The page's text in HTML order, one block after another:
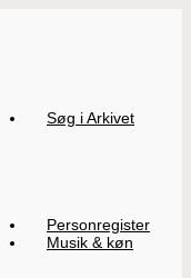
Søg i Arkivet
Personregister
Musik & køn